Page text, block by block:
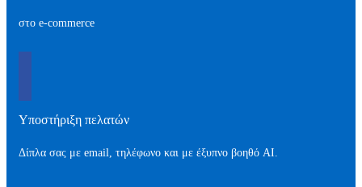
στο e-commerce
Υποστήριξη πελατών
Δίπλα σας με email, τηλέφωνο και με έξυπνο βοηθό AI.